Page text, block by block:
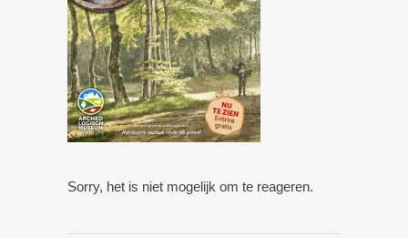
Sorry, het is niet mogelijk om te reageren.